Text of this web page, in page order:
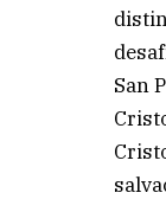
San